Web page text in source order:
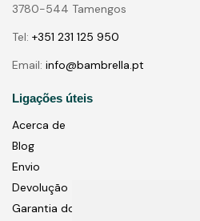
3780-544 Tamengos
Tel: +351 231 125 950
Email: info@bambrella.pt
Ligações úteis
Acerca de
Blog
Envio
Devolução
Garantia do Produto